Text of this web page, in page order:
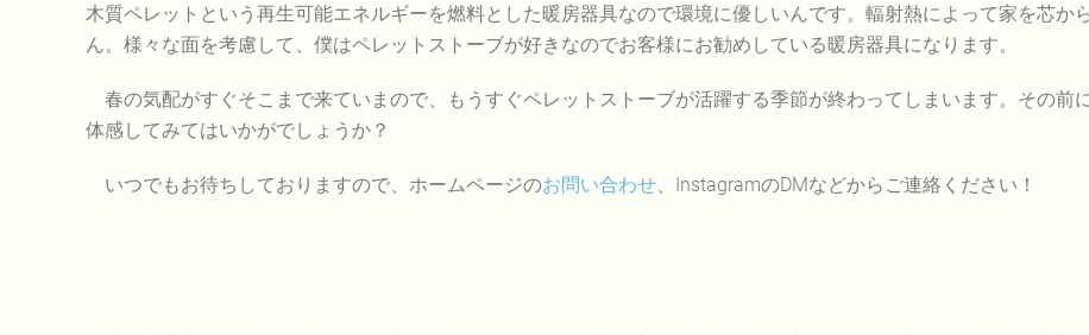
木質ペレットという再生可能エネルギーを燃料とした暖房器具なので環境に優しいんです。輻射熱によって家を芯
ん。様々な面を考慮して、僕はペレットストーブが好きなのでお客様にお勧めしている暖房器具になります。
春の気配がすぐそこまで来ていまので、もうすぐペレットストーブが活躍する季節が終わってしまいます。その前
体感してみてはいかがでしょうか？
いつでもお待ちしておりますので、ホームページのお問い合わせ 、InstagramのDMなどからご連絡ください！